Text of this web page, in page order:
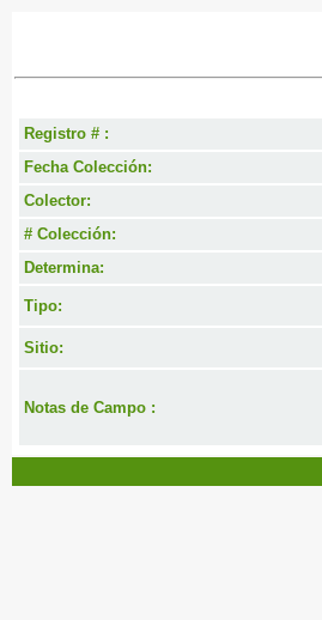
Registro # :
Fecha Colección:
Colector:
# Colección:
Determina:
Tipo:
Sitio:
Notas de Campo :